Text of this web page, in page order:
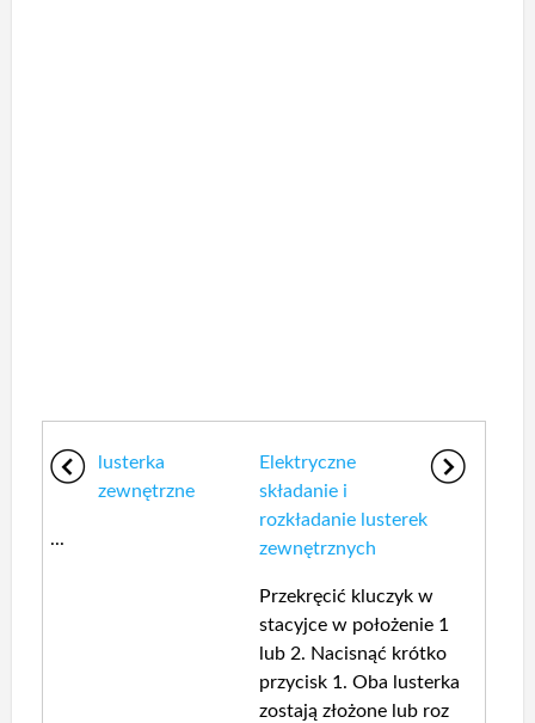
lusterka
zewnętrzne
...
Elektryczne
składanie i
rozkładanie lusterek
zewnętrznych
Przekręcić kluczyk w
stacyjce w położenie 1
lub 2. Nacisnąć krótko
przycisk 1. Oba lusterka
zostają złożone lub roz